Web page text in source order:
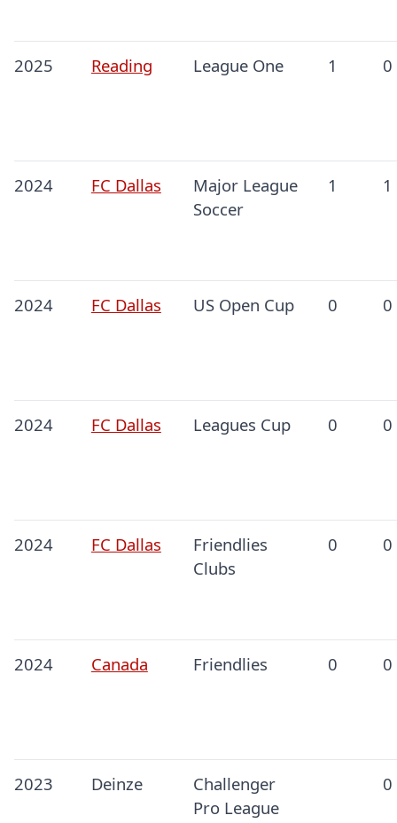
2025 Reading League One 1 0
2024 FC Dallas
Major League
Soccer
1 1
2024 FC Dallas US Open Cup 0 0
2024 FC Dallas Leagues Cup 0 0
2024 FC Dallas
Friendlies
Clubs
0 0
2024 Canada Friendlies 0 0
2023 Deinze
Challenger
Pro League
0